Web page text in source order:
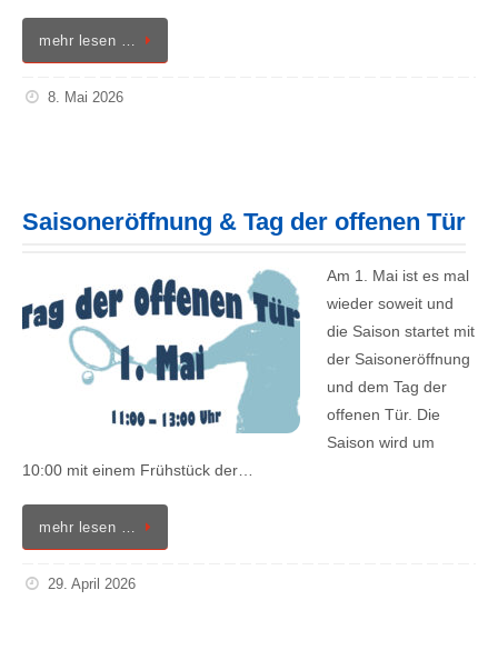
mehr lesen …
8. Mai 2026
Saisoneröffnung & Tag der offenen Tür
Am 1. Mai ist es mal
wieder soweit und
die Saison startet mit
der Saisoneröffnung
und dem Tag der
offenen Tür. Die
Saison wird um
10:00 mit einem Frühstück der…
mehr lesen …
29. April 2026